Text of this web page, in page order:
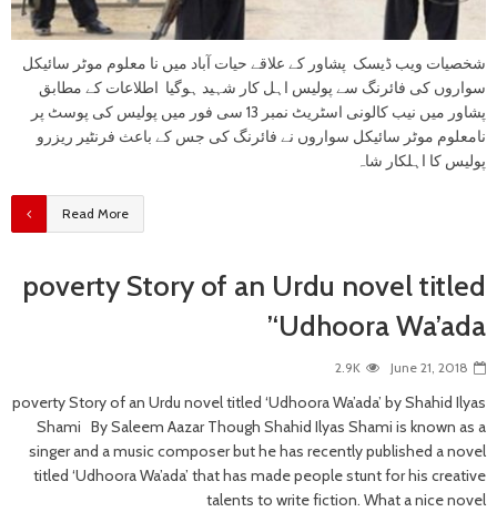
شخصیات ویب ڈیسک پشاور کے علاقے حیات آباد میں نا معلوم موٹر سائیکل
سواروں کی فائرنگ سے پولیس اہل کار شہید ہوگیا اطلاعات کے مطابق
پشاور میں نیب کالونی اسٹریٹ نمبر 13 سی فور میں پولیس کی پوسٹ پر
نامعلوم موٹر سائیکل سواروں نے فائرنگ کی جس کے باعث فرنٹیر ریزرو
پولیس کا اہلکار شاہ
Read More
poverty Story of an Urdu novel titled
‘Udhoora Wa’ada’
June 21, 2018
2.9K
poverty Story of an Urdu novel titled ‘Udhoora Wa’ada’ by Shahid Ilyas
Shami By Saleem Aazar Though Shahid Ilyas Shami is known as a
singer and a music composer but he has recently published a novel
titled ‘Udhoora Wa’ada’ that has made people stunt for his creative
talents to write fiction. What a nice novel